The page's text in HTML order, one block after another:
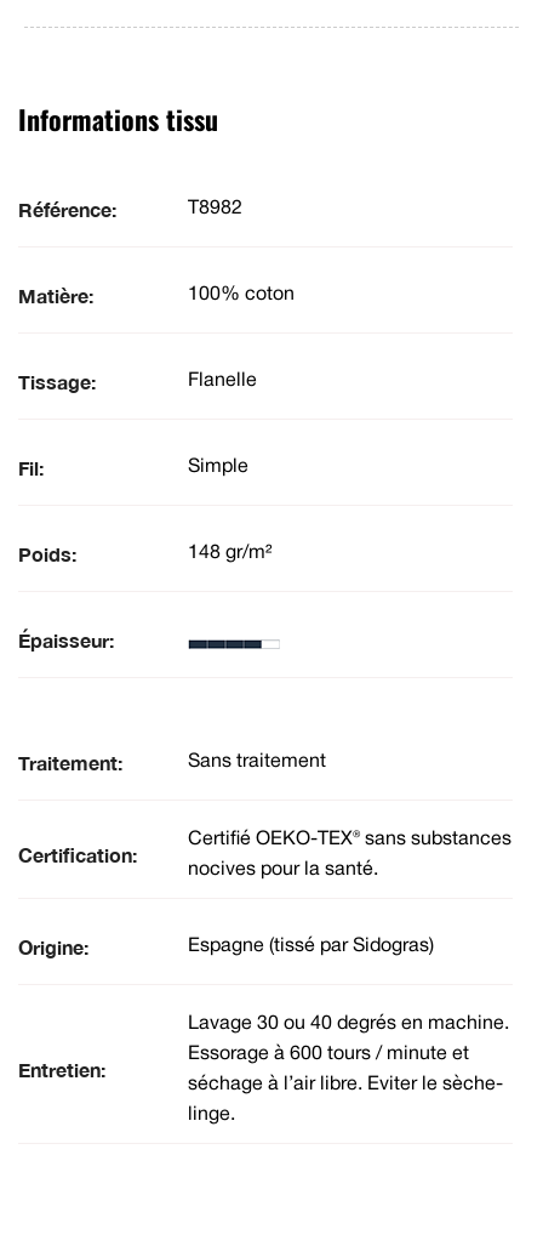
Informations tissu
Référence: T8982
Matière: 100% coton
Tissage: Flanelle
Fil: Simple
Poids: 148 gr/m²
Épaisseur:
Traitement: Sans traitement
Certification:
Certifié OEKO-TEX® sans substances
nocives pour la santé.
Origine: Espagne (tissé par Sidogras)
Entretien:
Lavage 30 ou 40 degrés en machine.
Essorage à 600 tours / minute et
séchage à l’air libre. Eviter le sèche-
linge.